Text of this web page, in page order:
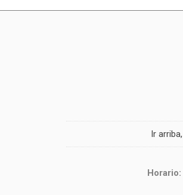
Ir arriba
Horario: